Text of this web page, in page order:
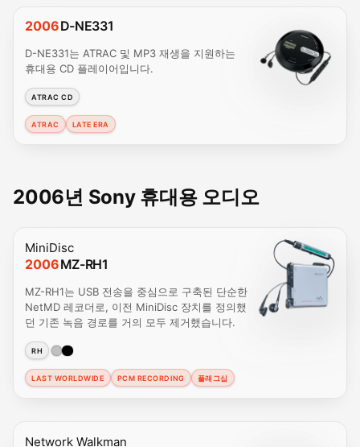
2006D-NE331
D-NE331는 ATRAC 및 MP3 재생을 지원하는
휴대용 CD 플레이어입니다.
ATRAC CD
ATRAC LATE ERA
2006년 Sony 휴대용 오디오
MiniDisc
2006MZ-RH1
MZ-RH1는 USB 전송을 중심으로 구축된 단순한
NetMD 레코더로, 이전 MiniDisc 장치를 정의했
던 기존 녹음 경로를 거의 모두 제거했습니다.
RH
LAST WORLDWIDE PCM RECORDING 플래그십
Network Walkman